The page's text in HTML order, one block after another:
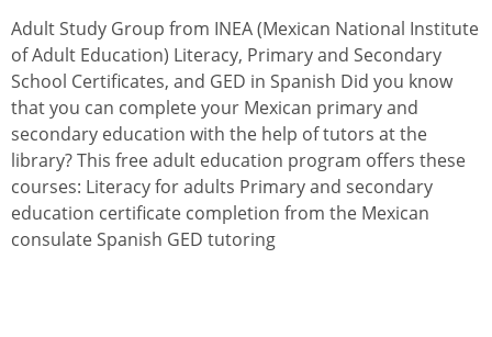
Adult Study Group from INEA (Mexican National Institute
of Adult Education) Literacy, Primary and Secondary
School Certificates, and GED in Spanish Did you know
that you can complete your Mexican primary and
secondary education with the help of tutors at the
library? This free adult education program offers these
courses: Literacy for adults Primary and secondary
education certificate completion from the Mexican
consulate Spanish GED tutoring